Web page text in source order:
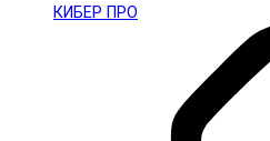
КИБЕР ПРО